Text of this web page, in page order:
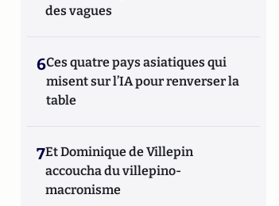
des vagues
6Ces quatre pays asiatiques qui
misent sur l’IA pour renverser la
table
7Et Dominique de Villepin
accoucha du villepino-
macronisme